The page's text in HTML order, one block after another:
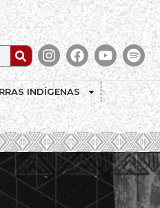
INDÍGENAS